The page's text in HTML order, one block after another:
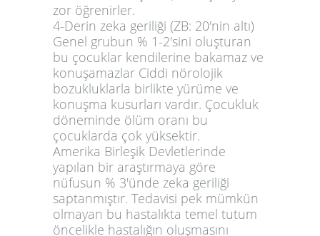
zor öğrenirler.
4-Derin zeka geriliği (ZB: 20'nin altı)
Genel grubun % 1-2'sini oluşturan
bu çocuklar kendilerine bakamaz ve
konuşamazlar Ciddi nörolojik
bozukluklarla birlikte yürüme ve
konuşma kusurları vardır. Çocukluk
döneminde ölüm oranı bu
çocuklarda çok yüksektir.
Amerika Birleşik Devletlerinde
yapılan bir araştırmaya göre
nüfusun % 3'ünde zeka geriliği
saptanmıştır. Tedavisi pek mümkün
olmayan bu hastalıkta temel tutum
öncelikle hastalığın oluşmasını